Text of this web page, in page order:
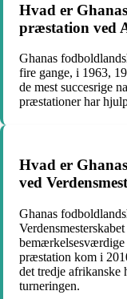
Hvad er
præstation ved
Ghanas
fire gange, i 1963,
de mest succesrige
præstationer har
Hvad er
ved
Ghanas
bemærkelsesværdige
præstation kom i
det tredje afrikanske
turneringen.